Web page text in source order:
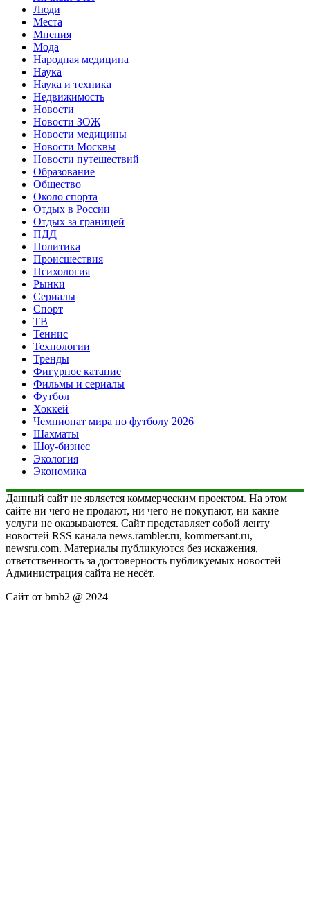
Люди
Места
Мнения
Мода
Народная медицина
Наука
Наука и техника
Недвижимость
Новости
Новости ЗОЖ
Новости медицины
Новости Москвы
Новости путешествий
Образование
Общество
Около спорта
Отдых в России
Отдых за границей
ПДД
Политика
Происшествия
Психология
Рынки
Сериалы
Спорт
ТВ
Теннис
Технологии
Тренды
Фигурное катание
Фильмы и сериалы
Футбол
Хоккей
Чемпионат мира по футболу 2026
Шахматы
Шоу-бизнес
Экология
Экономика
Данный сайт не является коммерческим проектом. На этом
сайте ни чего не продают, ни чего не покупают, ни какие
услуги не оказываются. Сайт представляет собой ленту
новостей RSS канала news.rambler.ru, kommersant.ru,
newsru.com. Материалы публикуются без искажения,
ответственность за достоверность публикуемых новостей
Администрация сайта не несёт.
Сайт от bmb2 @ 2024